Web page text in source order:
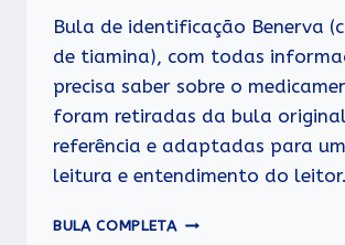
Bula de identificação Benerva
de tiamina), com todas
precisa saber sobre o
foram retiradas da bula
referência e adaptadas para
leitura e entendimento do leitor.
BULA COMPLETA BENERVA